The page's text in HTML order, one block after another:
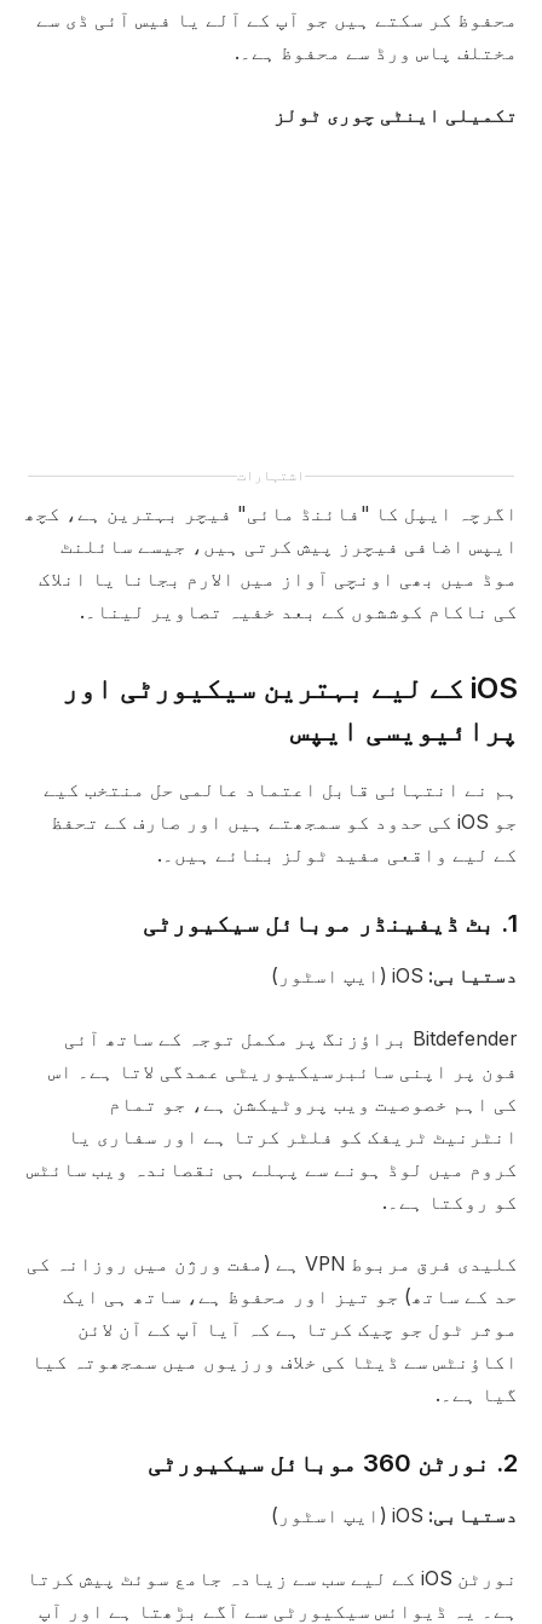
محفوظ کر سکتے ہیں جو آپ کے آلے یا فیس آئی ڈی سے
مختلف پاس ورڈ سے محفوظ ہے۔.
تکمیلی اینٹی چوری ٹولز
اشتہارات
اگرچہ ایپل کا "فائنڈ مائی" فیچر بہترین ہے، کچھ
ایپس اضافی فیچرز پیش کرتی ہیں، جیسے سائلنٹ
موڈ میں بھی اونچی آواز میں الارم بجانا یا انلاک
کی ناکام کوششوں کے بعد خفیہ تصاویر لینا۔.
iOS کے لیے بہترین سیکیورٹی اور
پرائیویسی ایپس
ہم نے انتہائی قابل اعتماد عالمی حل منتخب کیے
جو iOS کی حدود کو سمجھتے ہیں اور صارف کے تحفظ
کے لیے واقعی مفید ٹولز بنائے ہیں۔.
1. بٹ ڈیفینڈر موبائل سیکیورٹی
دستیابی:
Bitdefender براؤزنگ پر مکمل توجہ کے ساتھ آئی
فون پر اپنی سائبرسیکیوریٹی عمدگی لاتا ہے۔ اس
کی اہم خصوصیت ویب پروٹیکشن ہے، جو تمام
انٹرنیٹ ٹریفک کو فلٹر کرتا ہے اور سفاری یا
کروم میں لوڈ ہونے سے پہلے ہی نقصاندہ ویب سائٹس
کو روکتا ہے۔.
کلیدی فرق مربوط VPN ہے (مفت ورژن میں روزانہ کی
حد کے ساتھ) جو تیز اور محفوظ ہے، ساتھ ہی ایک
موثر ٹول جو چیک کرتا ہے کہ آیا آپ کے آن لائن
اکاؤنٹس سے ڈیٹا کی خلاف ورزیوں میں سمجھوتہ کیا
گیا ہے۔.
2. نورٹن 360 موبائل سیکیورٹی
دستیابی:
نورٹن iOS کے لیے سب سے زیادہ جامع سوئٹ پیش کرتا
ہے۔ یہ ڈیوائس سیکیورٹی سے آگے بڑھتا ہے اور آپ